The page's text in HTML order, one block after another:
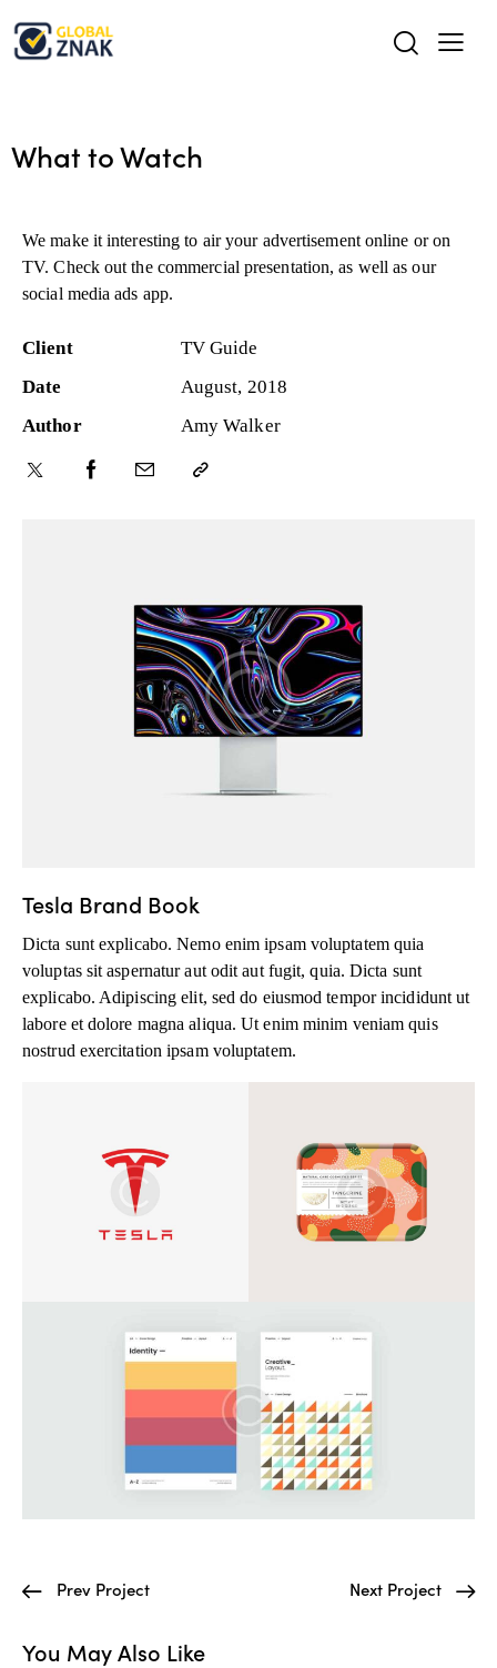
What to Watch
Tesla Brand Book
Dicta sunt explicabo. Nemo enim ipsam voluptatem quia
voluptas sit aspernatur aut odit aut fugit, quia. Dicta sunt
explicabo. Adipiscing elit, sed do eiusmod tempor incididunt ut
labore et dolore magna aliqua. Ut enim minim veniam quis
nostrud exercitation ipsam voluptatem.
We make it interesting to air your advertisement online or on
TV. Check out the commercial presentation, as well as our
social media ads app.
Client
TV Guide
Date
August, 2018
Author
Amy Walker
Prev Project Next Project
You May Also Like